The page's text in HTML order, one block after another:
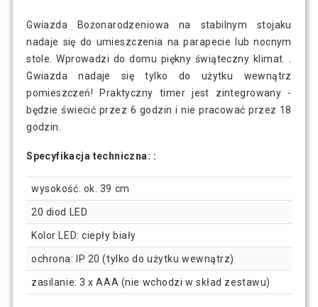
Gwiazda Bożonarodzeniowa na stabilnym stojaku
nadaje się do umieszczenia na parapecie lub nocnym
stole. Wprowadzi do domu piękny świąteczny klimat. .
Gwiazda nadaje się tylko do użytku wewnątrz
pomieszczeń! Praktyczny timer jest zintegrowany -
będzie świecić przez 6 godzin i nie pracować przez 18
godzin.
Specyfikacja techniczna: :
wysokość: ok. 39 cm
20 diod LED
Kolor LED: ciepły biały
ochrona: IP 20 (tylko do użytku wewnątrz)
zasilanie: 3 x AAA (nie wchodzi w skład zestawu)